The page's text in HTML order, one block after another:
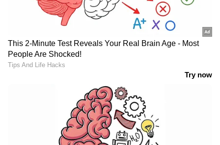
കലയില്‍ മാത്രം ഒതുങ്ങുന്നതല്ല ഫര്‍സാനയുടെ
പ്രവര്‍ത്തന മേഖലകള്‍. തിയറ്റര്‍ ആര്‍ട്ടിസ്റ്റ്
എന്നതിനൊപ്പം മോഡലും പീഡിയാട്രിക്
ഒക്കുപ്പേഷണല്‍ തെറാപ്പിസ്റ്റുമാണ് ഇവര്‍. ഒപ്പം
ഇഷ്ടം സൂക്ഷിക്കുന്നയാളും. മലയാളി
ആണെങ്കിലും ദുബൈയിലാണ് പഠിച്ചതും
വളര്‍ന്നതും. ദുബൈയില്‍ ആയിരുന്നു
സ്കൂളിംഗ്. മണിപ്പാല്‍ യൂണിവേഴ്സിറ്റിയില്‍
നമ്മുക്ക് എന്തു ചെയ്യണമെന്ന്
പോലും അറിയാത്ത
സംവിധാനങ്ങളാണ് ഇവിടെയുള്ളത്'